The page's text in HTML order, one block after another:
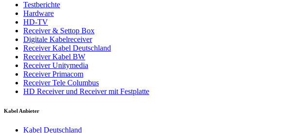
Testberichte
Hardware
HD-TV
Receiver & Settop Box
Digitale Kabelreceiver
Receiver Kabel Deutschland
Receiver Kabel BW
Receiver Unitymedia
Receiver Primacom
Receiver Tele Columbus
HD Receiver und Receiver mit Festplatte
Kabel Anbieter
Kabel Deutschland